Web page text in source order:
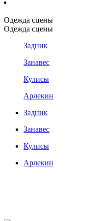
Одежда сцены
Одежда сцены
Задник
Занавес
Кулисы
Арлекин
Задник
Занавес
Кулисы
Арлекин